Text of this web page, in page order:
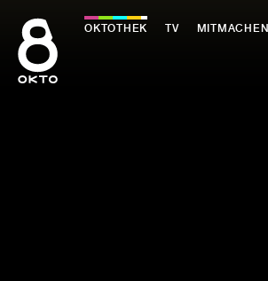
Inhalt
springen
OKTOTHEK TV MITMACHEN